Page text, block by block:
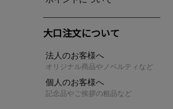
大口注文について
法人のお客様へ
オリジナル商品やノベルティなど
個人のお客様へ
記念品やご挨拶の粗品など